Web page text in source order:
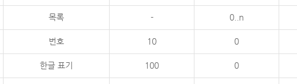
목록 - 0..n
번호 10 0
한글 표기 100 0